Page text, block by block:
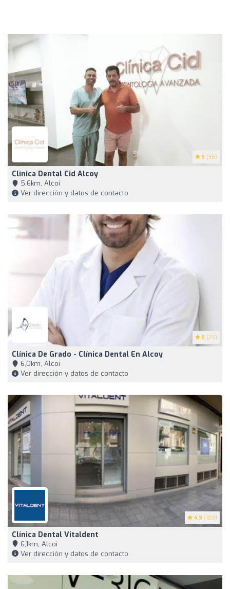
5 (36)
Clìnica Dental Cid Alcoy
5,6km, Alcoi
Ver dirección y datos de contacto
5 (25)
Clínica De Grado - Clínica Dental En Alcoy
6,0km, Alcoi
Ver dirección y datos de contacto
4.9 (109)
Clínica Dental Vitaldent
6,1km, Alcoi
Ver dirección y datos de contacto